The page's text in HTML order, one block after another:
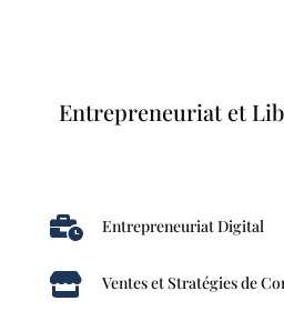
Entrepreneuriat et
 Entrepreneuriat Digital
 Ventes et Stratégies de